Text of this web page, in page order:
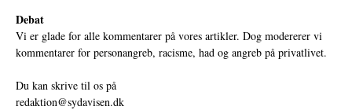
Debat
Vi er glade for alle kommentarer på vores artikler. Dog modererer vi
kommentarer for personangreb, racisme, had og angreb på privatlivet.
Du kan skrive til os på
redaktion@sydavisen.dk